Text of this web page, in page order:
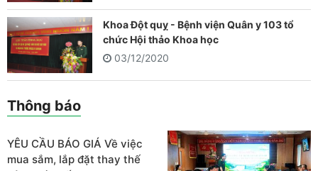
Khoa Đột quỵ - Bệnh viện Quân y 103 tổ
chức Hội thảo Khoa học
03/12/2020
Thông báo
YÊU CẦU BÁO GIÁ Về việc
mua sắm, lắp đặt thay thế